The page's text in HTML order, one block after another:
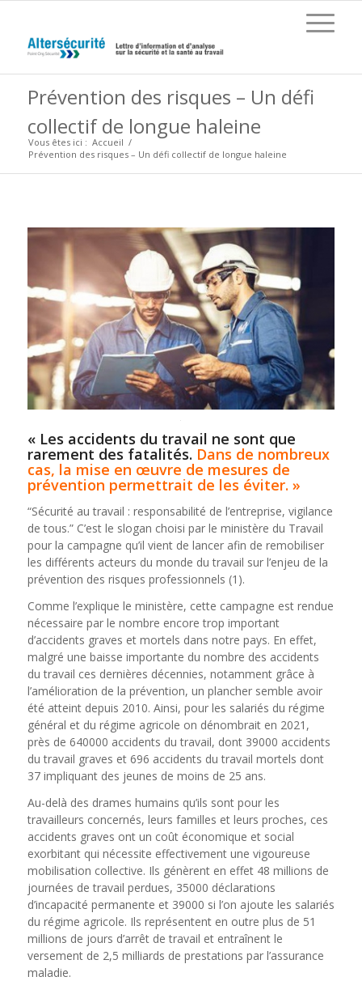
Prévention des risques – Un défi
collectif de longue haleine
Vous êtes ici : Accueil /
Prévention des risques – Un défi collectif de longue haleine
« Les accidents du travail ne sont que
rarement des fatalités. Dans de nombreux
cas, la mise en œuvre de mesures de
prévention permettrait de les éviter. »
“Sécurité au travail : responsabilité de l’entreprise, vigilance
de tous.” C’est le slogan choisi par le ministère du Travail
pour la campagne qu’il vient de lancer afin de remobiliser
les différents acteurs du monde du travail sur l’enjeu de la
prévention des risques professionnels (1).
Comme l’explique le ministère, cette campagne est rendue
nécessaire par le nombre encore trop important
d’accidents graves et mortels dans notre pays. En effet,
malgré une baisse importante du nombre des accidents
du travail ces dernières décennies, notamment grâce à
l’amélioration de la prévention, un plancher semble avoir
été atteint depuis 2010. Ainsi, pour les salariés du régime
général et du régime agricole on dénombrait en 2021,
près de 640000 accidents du travail, dont 39000 accidents
du travail graves et 696 accidents du travail mortels dont
37 impliquant des jeunes de moins de 25 ans.
Au-delà des drames humains qu’ils sont pour les
travailleurs concernés, leurs familles et leurs proches, ces
accidents graves ont un coût économique et social
exorbitant qui nécessite effectivement une vigoureuse
mobilisation collective. Ils génèrent en effet 48 millions de
journées de travail perdues, 35000 déclarations
d’incapacité permanente et 39000 si l’on ajoute les salariés
du régime agricole. Ils représentent en outre plus de 51
millions de jours d’arrêt de travail et entraînent le
versement de 2,5 milliards de prestations par l’assurance
maladie.